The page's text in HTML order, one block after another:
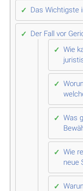
Das Wichtigste
Der Fall vor
Wie
Was
Wie
neue